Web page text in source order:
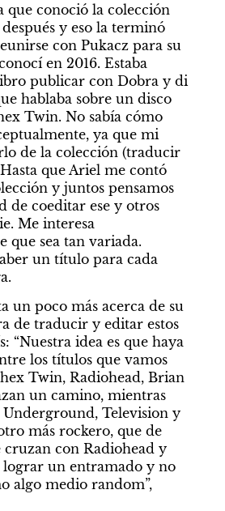
que conoció la colección
y eso la terminó
con Pukacz para su
en 2016. Estaba
publicar con Dobra y di
hablaba sobre un disco
Twin. No sabía cómo
ya que mi
de la colección (traducir
que Ariel me contó
y juntos pensamos
de coeditar ese y otros
Me interesa
que sea tan variada.
un título para cada
un poco más acerca de su
de traducir y editar estos
“Nuestra idea es que haya
los títulos que vamos
Twin, Radiohead, Brian
un camino, mientras
Television y
más rockero, que de
cruzan con Radiohead y
lograr un entramado y no
algo medio random”,